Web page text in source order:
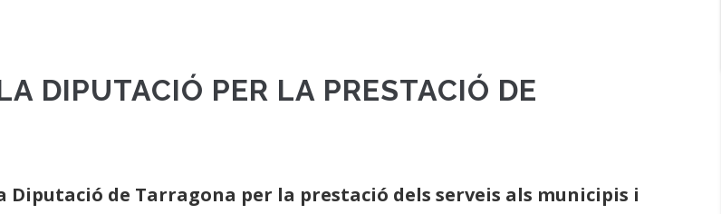
DIPUTACIÓ PER LA PRESTACIÓ DE
de Tarragona per la prestació dels serveis als municipis i